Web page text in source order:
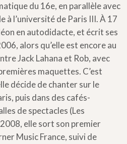
du 16e, en parallèle avec
à l’université de Paris III. À 17
en autodidacte, et écrit ses
alors qu’elle est encore au
Jack Lahana et Rob, avec
maquettes. C’est
décide de chanter sur le
puis dans des cafés-
de spectacles (Les
elle sort son premier
Music France, suivi de